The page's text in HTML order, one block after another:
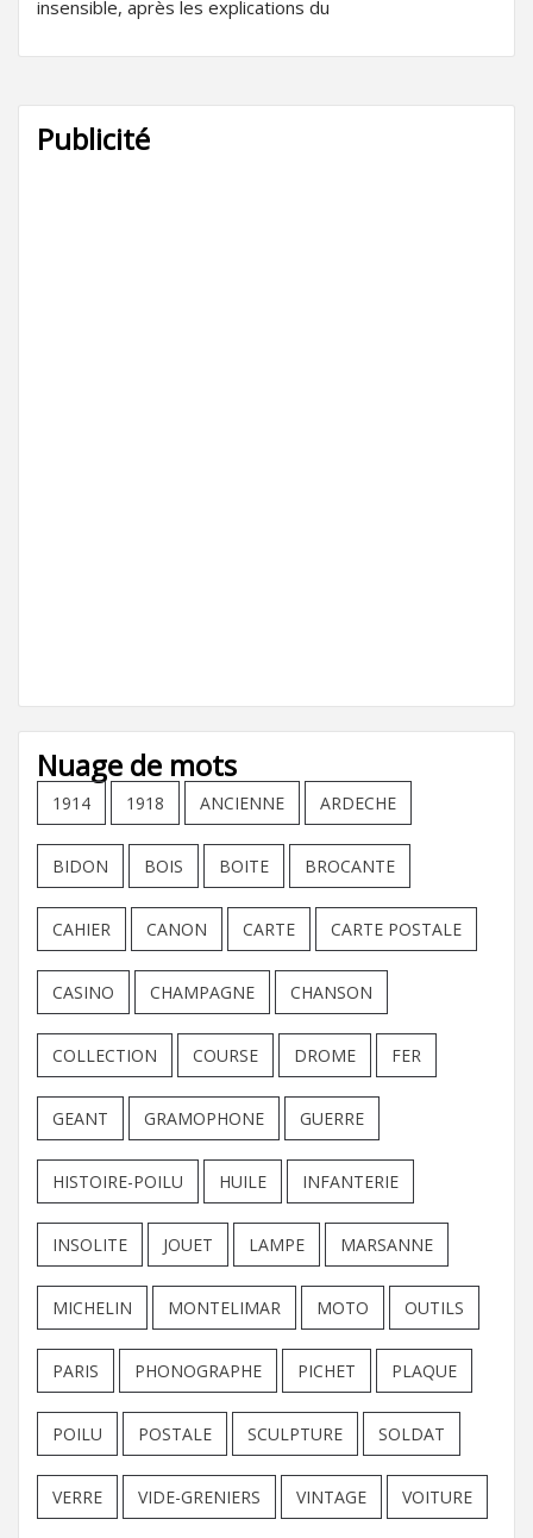
insensible, après les explications du
Publicité
Nuage de mots
1914 1918 ANCIENNE ARDECHE
BIDON BOIS BOITE BROCANTE
CAHIER CANON CARTE CARTE POSTALE
CASINO CHAMPAGNE CHANSON
COLLECTION COURSE DROME FER
GEANT GRAMOPHONE GUERRE
HISTOIRE-POILU HUILE INFANTERIE
INSOLITE JOUET LAMPE MARSANNE
MICHELIN MONTELIMAR MOTO OUTILS
PARIS PHONOGRAPHE PICHET PLAQUE
POILU POSTALE SCULPTURE SOLDAT
VERRE VIDE-GRENIERS VINTAGE VOITURE